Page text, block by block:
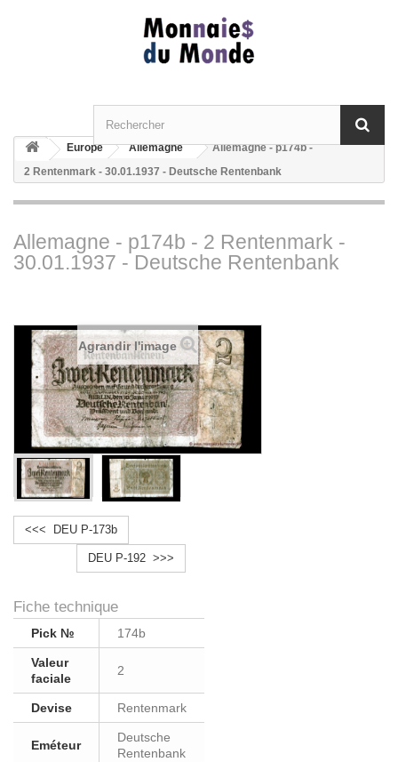
Europe Allemagne
Allemagne - p174b -
2 Rentenmark - 30.01.1937 - Deutsche Rentenbank
Allemagne - p174b - 2 Rentenmark -
30.01.1937 - Deutsche Rentenbank
Agrandir l'image
<<< DEU P-173b
DEU P-192 >>>
Fiche technique
Pick № 174b
Valeur
faciale
2
Devise Rentenmark
Eméteur
Deutsche
Rentenbank